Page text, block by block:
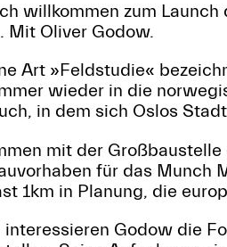
willkommen zum Launch
Mit Oliver Godow.
Art »Feldstudie«
wieder in die
in dem sich Oslos
mit der
für das Munch
1km in Planung, die
interessieren Godow die